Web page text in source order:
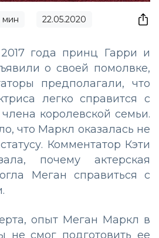
мин 22.05.2020
года принц Гарри и
о своей помолвке,
предполагали, что
легко справится с
королевской семьи.
что Маркл оказалась не
Комментатор Кэти
почему актерская
Меган справиться с
опыт Меган Маркл в
не смог подготовить ее